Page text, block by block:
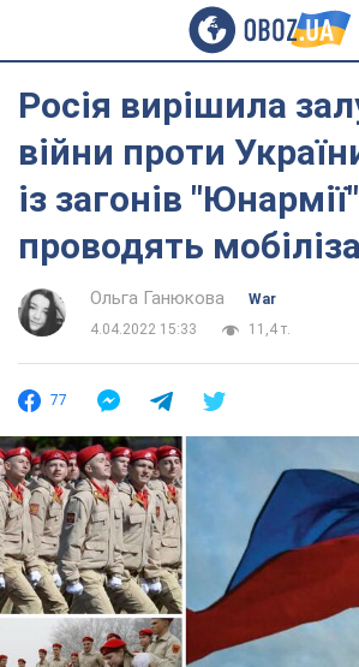
Росія вирішила
війни проти
із загонів
проводять
Ольга Ганюкова
War
4.04.2022 15:33
11,4 т.
77